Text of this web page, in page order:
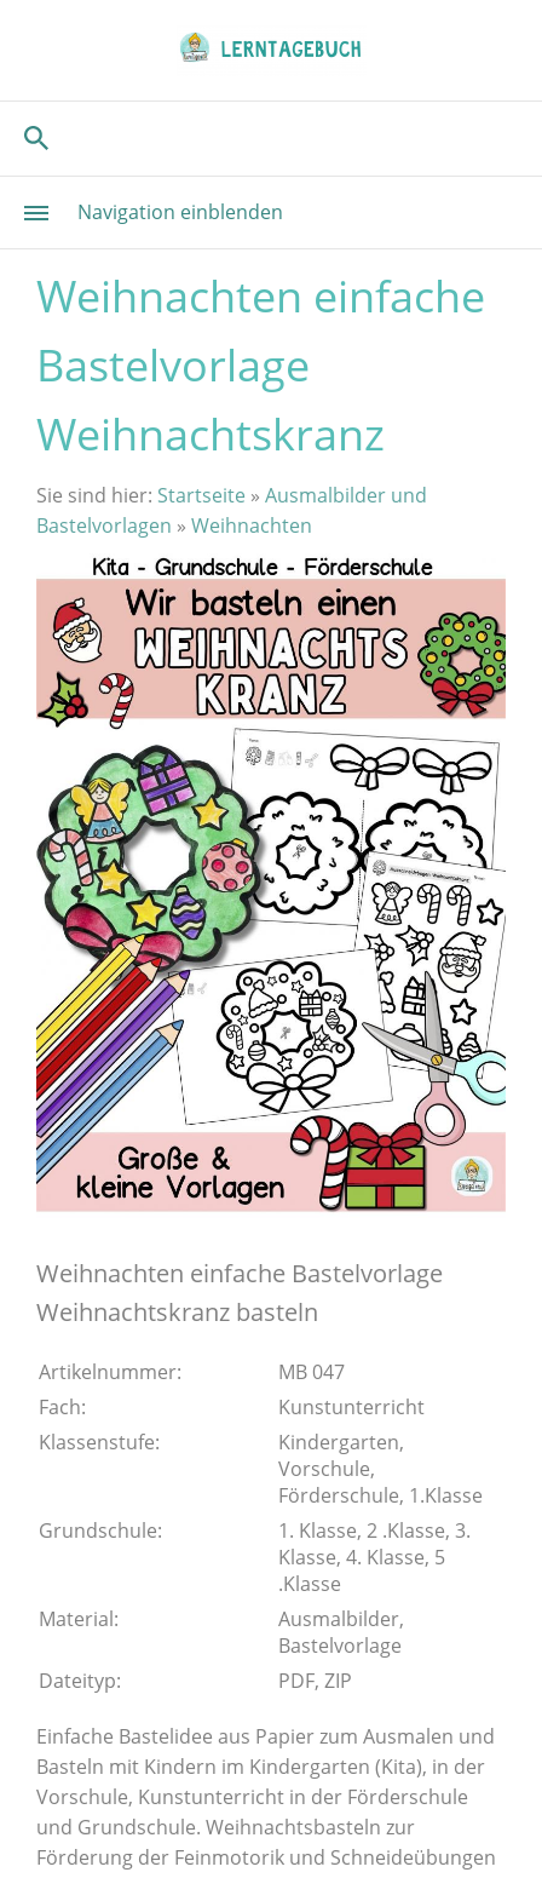
Navigation einblenden
Weihnachten einfache
Bastelvorlage
Weihnachtskranz
Sie sind hier: Startseite » Ausmalbilder und
Bastelvorlagen » Weihnachten
Weihnachten einfache Bastelvorlage
Weihnachtskranz basteln
Artikelnummer:
MB 047
Fach:
Kunstunterricht
Klassenstufe:
Kindergarten,
Vorschule,
Förderschule, 1.Klasse
Grundschule:
1. Klasse, 2 .Klasse, 3.
Klasse, 4. Klasse, 5
.Klasse
Material:
Ausmalbilder,
Bastelvorlage
Dateityp:
PDF, ZIP
Einfache Bastelidee aus Papier zum Ausmalen und
Basteln mit Kindern im Kindergarten (Kita), in der
Vorschule, Kunstunterricht in der Förderschule
und Grundschule. Weihnachtsbasteln zur
Förderung der Feinmotorik und Schneideübungen